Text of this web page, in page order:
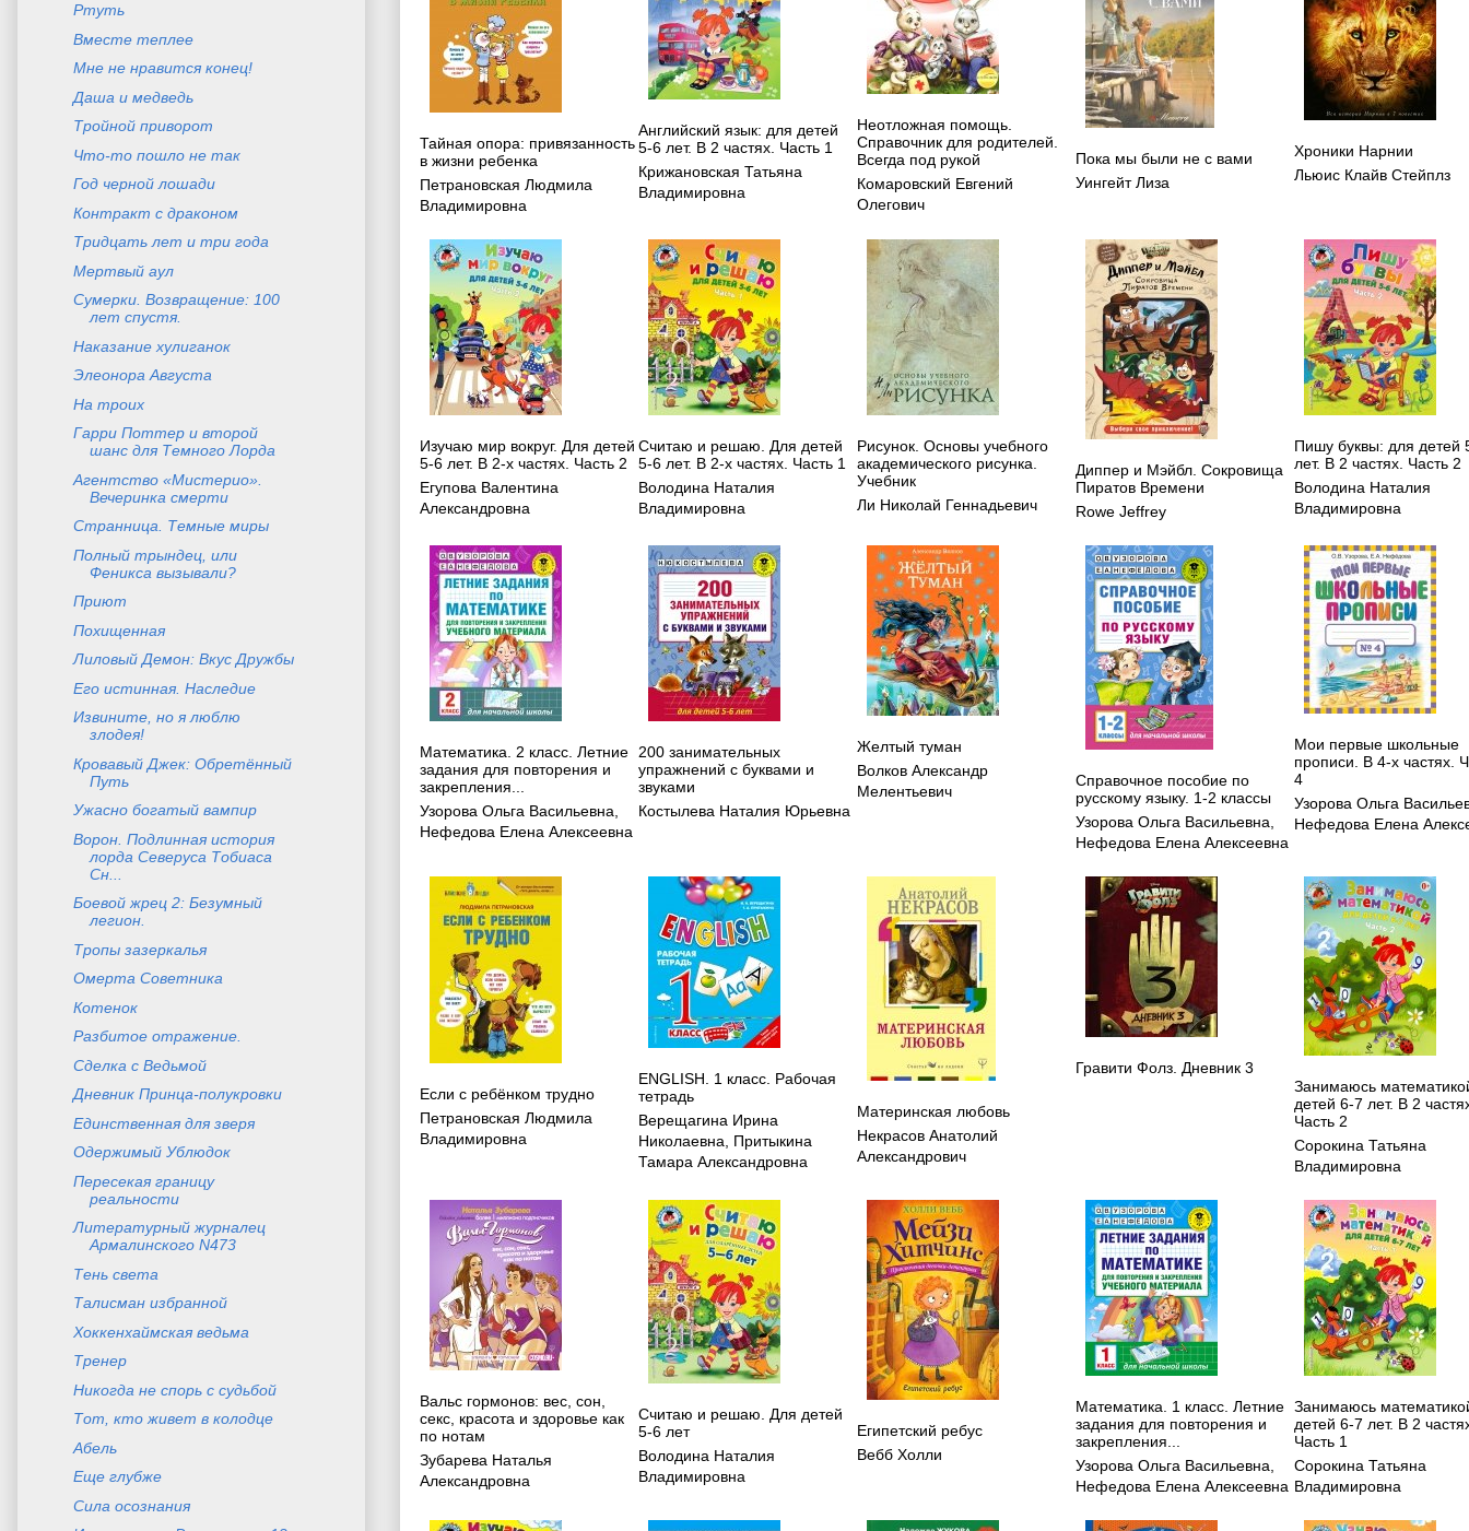
Тайная опора: привязанность
в жизни ребенка
Петрановская Людмила
Владимировна
Английский язык: для детей
5-6 лет. В 2 частях. Часть 1
Крижановская Татьяна
Владимировна
Неотложная помощь.
Справочник для родителей.
Всегда под рукой
Комаровский Евгений
Олегович
Пока мы были не с вами
Уингейт Лиза
Хроники Нарнии
Льюис Клайв Стейплз
Изучаю мир вокруг. Для детей
5-6 лет. В 2-х частях. Часть 2
Егупова Валентина
Александровна
Считаю и решаю. Для детей
5-6 лет. В 2-х частях. Часть 1
Володина Наталия
Владимировна
Рисунок. Основы учебного
академического рисунка.
Учебник
Ли Николай Геннадьевич
Диппер и Мэйбл. Сокровища
Пиратов Времени
Rowe Jeffrey
Пишу буквы: для детей
лет. В 2 частях. Часть 2
Володина Наталия
Владимировна
Математика. 2 класс. Летние
задания для повторения и
закрепления...
Узорова Ольга Васильевна
Нефедова Елена Алексеевна
200 занимательных
упражнений с буквами и
звуками
Костылева Наталия Юрьевна
Желтый туман
Волков Александр
Мелентьевич
Справочное пособие по
русскому языку. 1-2 классы
Узорова Ольга Васильевна
Нефедова Елена Алексеевна
Мои первые школьные
прописи. В 4-х частях.
4
Узорова Ольга
Нефедова Елена
Если с ребёнком трудно
Петрановская Людмила
Владимировна
ENGLISH. 1 класс. Рабочая
тетрадь
Верещагина Ирина
Николаевна
Притыкина
Тамара Александровна
Материнская любовь
Некрасов Анатолий
Александрович
Гравити Фолз. Дневник 3
Занимаюсь
детей 6-7 лет. В 2
Часть 2
Сорокина Татьяна
Владимировна
Вальс гормонов: вес, сон,
секс, красота и здоровье как
по нотам
Зубарева Наталья
Александровна
Считаю и решаю. Для детей
5-6 лет
Володина Наталия
Владимировна
Египетский ребус
Вебб Холли
Математика. 1 класс. Летние
задания для повторения и
закрепления...
Узорова Ольга Васильевна
Нефедова Елена Алексеевна
Занимаюсь
детей 6-7 лет. В 2
Часть 1
Сорокина Татьяна
Владимировна
Ртуть
Вместе теплее
Мне не нравится конец!
Даша и медведь
Тройной приворот
Что-то пошло не так
Год черной лошади
Контракт с драконом
Тридцать лет и три года
Мертвый аул
Сумерки. Возвращение: 100
лет спустя.
Наказание хулиганок
Элеонора Августа
На троих
Гарри Поттер и второй
шанс для Темного Лорда
Агентство «Мистерио».
Вечеринка смерти
Странница. Темные миры
Полный трындец, или
Феникса вызывали?
Приют
Похищенная
Лиловый Демон: Вкус Дружбы
Его истинная. Наследие
Извините, но я люблю
злодея!
Кровавый Джек: Обретённый
Путь
Ужасно богатый вампир
Ворон. Подлинная история
лорда Северуса Тобиаса
Сн...
Боевой жрец 2: Безумный
легион.
Тропы зазеркалья
Омерта Советника
Котенок
Разбитое отражение.
Сделка с Ведьмой
Дневник Принца-полукровки
Единственная для зверя
Одержимый Ублюдок
Пересекая границу
реальности
Литературный журналец
Армалинского N473
Тень света
Талисман избранной
Хоккенхаймская ведьма
Тренер
Никогда не спорь с судьбой
Тот, кто живет в колодце
Абель
Еще глубже
Сила осознания